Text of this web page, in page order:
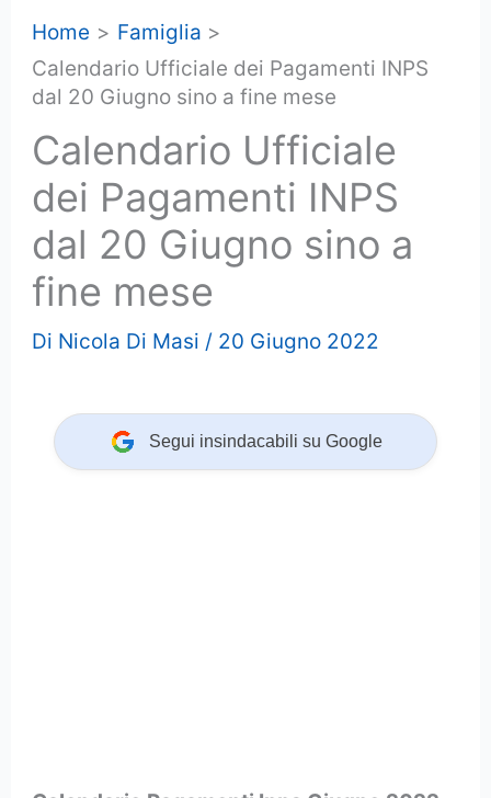
Home
Famiglia
Calendario Ufficiale dei Pagamenti INPS
dal 20 Giugno sino a fine mese
Calendario Ufficiale
dei Pagamenti INPS
dal 20 Giugno sino a
fine mese
Di Nicola Di Masi / 20 Giugno 2022
Segui insindacabili su Google